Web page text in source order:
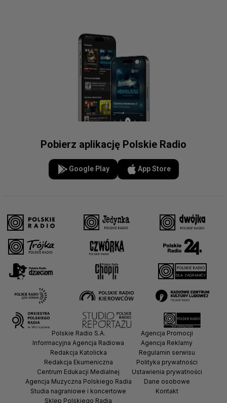
Pobierz aplikację Polskie Radio
Google Play App Store
Polskie Radio S.A.
Informacyjna Agencja Radiowa
Redakcja Katolicka
Redakcja Ekumeniczna
Centrum Edukacji Medialnej
Agencja Muzyczna Polskiego Radia
Studia nagraniowe i koncertowe
Sklep Polskiego Radia
Agencja Promocji
Agencja Reklamy
Regulamin serwisu
Polityka prywatności
Ustawienia prywatności
Dane osobowe
Kontakt